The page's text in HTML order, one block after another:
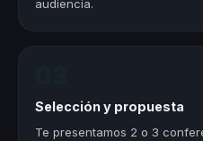
audiencia.
Selección y propuesta
Te presentamos 2 o 3